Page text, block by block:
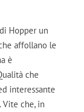
Hopper un
affollano le
è
che
interessante
che, in